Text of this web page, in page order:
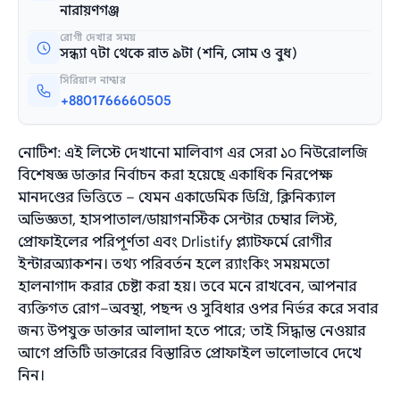
নারায়ণগঞ্জ
রোগী দেখার সময়
সন্ধ্যা ৭টা থেকে রাত ৯টা (শনি, সোম ও বুধ)
সিরিয়াল নাম্বার
+8801766660505
নোটিশ: এই লিস্টে দেখানো মালিবাগ এর সেরা ১০ নিউরোলজি
বিশেষজ্ঞ ডাক্তার নির্বাচন করা হয়েছে একাধিক নিরপেক্ষ
মানদণ্ডের ভিত্তিতে – যেমন একাডেমিক ডিগ্রি, ক্লিনিক্যাল
অভিজ্ঞতা, হাসপাতাল/ডায়াগনস্টিক সেন্টার চেম্বার লিস্ট,
প্রোফাইলের পরিপূর্ণতা এবং Drlistify প্ল্যাটফর্মে রোগীর
ইন্টারঅ্যাকশন। তথ্য পরিবর্তন হলে র‌্যাংকিং সময়মতো
হালনাগাদ করার চেষ্টা করা হয়। তবে মনে রাখবেন, আপনার
ব্যক্তিগত রোগ–অবস্থা, পছন্দ ও সুবিধার ওপর নির্ভর করে সবার
জন্য উপযুক্ত ডাক্তার আলাদা হতে পারে; তাই সিদ্ধান্ত নেওয়ার
আগে প্রতিটি ডাক্তারের বিস্তারিত প্রোফাইল ভালোভাবে দেখে
নিন।